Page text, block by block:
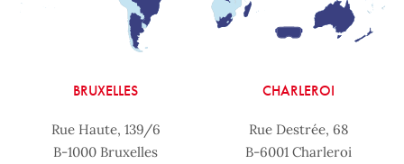
BRUXELLES
Rue Haute, 139/6
B-1000 Bruxelles
CHARLEROI
Rue Destrée, 68
B-6001 Charleroi